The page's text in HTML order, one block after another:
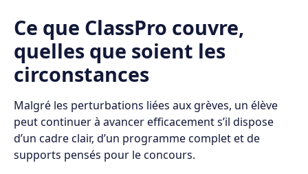
Ce que ClassPro couvre,
quelles que soient les
circonstances
Malgré les perturbations liées aux grèves, un élève
peut continuer à avancer efficacement s’il dispose
d’un cadre clair, d’un programme complet et de
supports pensés pour le concours.